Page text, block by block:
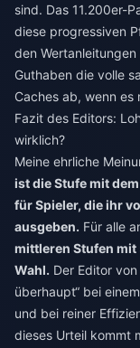
sind. Das 11.200er-
diese progressiven
den
Guthaben die volle
Caches ab, wenn es
Fazit des Editors:
wirklich?
Meine ehrliche
ist die Stufe mit
für Spieler, die ihr
ausgeben. Für alle
mittleren Stufen
Wahl. Der Editor
überhaupt“ bei
und bei reiner
dieses Urteil kommt